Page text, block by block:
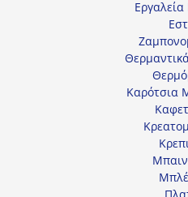
Καρότσια